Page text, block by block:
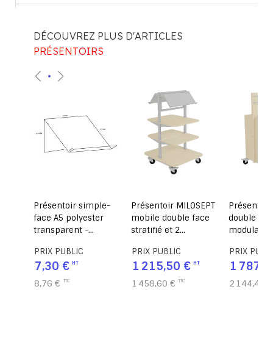
DÉCOUVREZ PLUS D'ARTICLES
PRÉSENTOIRS
Présentoir simple-
face A5 polyester
transparent -
PRIX PUBLIC
7,30 €
8,76 €
Présentoir MILOSEPT
mobile double face
stratifié et 2
L60xP84xH120 cm
PRIX PUBLIC
1 215,50 €
1 458,60 €
Présentoir
double
modulaire
PRIX
1
2 144,40 €